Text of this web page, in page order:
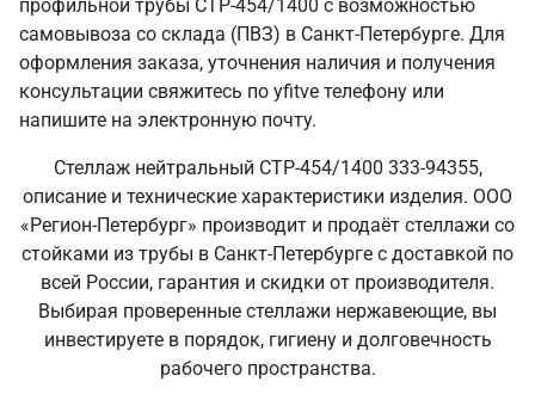
профильной трубы СТР-454/1400 с возможностью
самовывоза со склада (ПВЗ) в Санкт‑Петербурге. Для
оформления заказа, уточнения наличия и получения
консультации свяжитесь по yfitve телефону или
напишите на электронную почту.
Стеллаж нейтральный СТР-454/1400 333-94355,
описание и технические характеристики изделия. ООО
«Регион-Петербург» производит и продаёт стеллажи со
стойками из трубы в Санкт‑Петербурге с доставкой по
всей России, гарантия и скидки от производителя.
Выбирая проверенные стеллажи нержавеющие, вы
инвестируете в порядок, гигиену и долговечность
рабочего пространства.